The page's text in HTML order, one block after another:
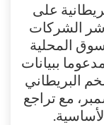
على
الشركات
المحلية
المتحدة بنسبة 2.9٪، مدعوما ببيانات
البريطاني
في ديسمبر، مع تراجع